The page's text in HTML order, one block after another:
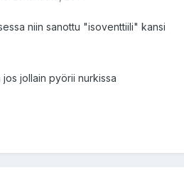
niin sanottu "isoventtiili" kansi
jos jollain pyörii nurkissa